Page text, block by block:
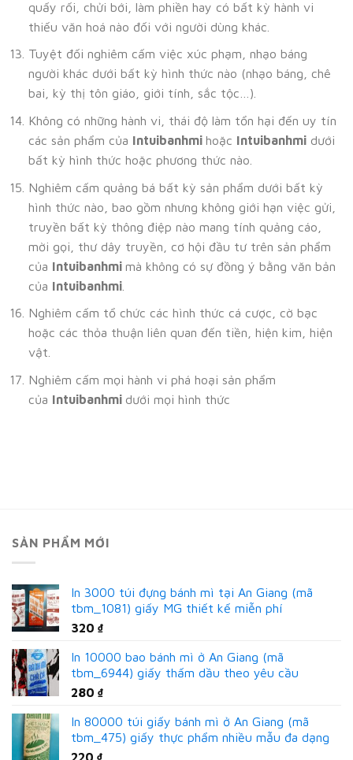
quấy rối, chửi bới, làm phiền hay có bất kỳ hành vi
thiếu văn hoá nào đối với người dùng khác.
Tuyệt đối nghiêm cấm việc xúc phạm, nhạo báng
người khác dưới bất kỳ hình thức nào (nhạo báng, chê
bai, kỳ thị tôn giáo, giới tính, sắc tộc…).
Không có những hành vi, thái độ làm tổn hại đến uy tín
các sản phẩm của Intuibanhmi hoặc Intuibanhmidưới
bất kỳ hình thức hoặc phương thức nào.
Nghiêm cấm quảng bá bất kỳ sản phẩm dưới bất kỳ
hình thức nào, bao gồm nhưng không giới hạn việc gửi,
truyền bất kỳ thông điệp nào mang tính quảng cáo,
mời gọi, thư dây truyền, cơ hội đầu tư trên sản phẩm
của Intuibanhmi mà không có sự đồng ý bằng văn bản
của Intuibanhmi.
Nghiêm cấm tổ chức các hình thức cá cược, cờ bạc
hoặc các thỏa thuận liên quan đến tiền, hiện kim, hiện
vật.
Nghiêm cấm mọi hành vi phá hoại sản phẩm
của Intuibanhmi dưới mọi hình thức
SẢN PHẨM MỚI
In 3000 túi đựng bánh mì tại An Giang (mã
tbm_1081) giấy MG thiết kế miễn phí
320 ₫
In 10000 bao bánh mì ở An Giang (mã
tbm_6944) giấy thấm dầu theo yêu cầu
280 ₫
In 80000 túi giấy bánh mì ở An Giang (mã
tbm_475) giấy thực phẩm nhiều mẫu đa dạng
220 ₫